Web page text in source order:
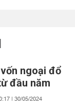
ngoại đổ
đầu năm
| 30/05/2024